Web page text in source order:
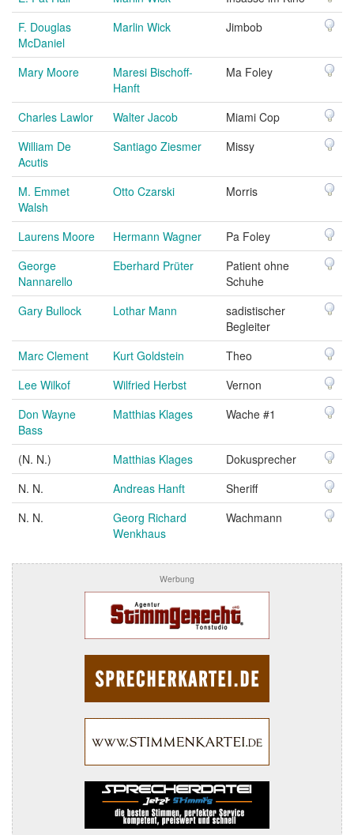
F. Douglas
McDaniel
Marlin Wick Jimbob
Mary Moore
Maresi Bischoff-
Hanft
Ma Foley
Charles Lawlor Walter Jacob
Miami Cop
William De
Acutis
Santiago Ziesmer Missy
M. Emmet
Walsh
Otto Czarski Morris
Laurens Moore Hermann Wagner
Pa Foley
George
Nannarello
Eberhard Prüter
Patient ohne
Schuhe
Gary Bullock
Lothar Mann
sadistischer
Begleiter
Marc Clement
Kurt Goldstein
Theo
Lee Wilkof
Wilfried Herbst
Vernon
Don Wayne
Bass
Matthias Klages Wache #1
(N. N.) Matthias Klages
Dokusprecher
N. N.
Andreas Hanft
Sheriff
N. N.
Georg Richard
Wenkhaus
Wachmann
Werbung